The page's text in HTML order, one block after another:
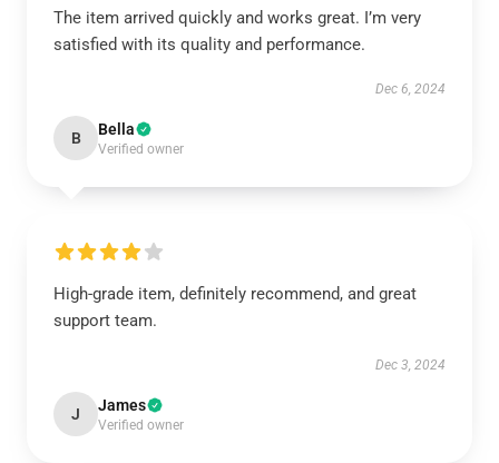
The item arrived quickly and works great. I’m very
satisfied with its quality and performance.
Dec 6, 2024
B Bella
Verified owner
High-grade item, definitely recommend, and great
support team.
Dec 3, 2024
J James
Verified owner